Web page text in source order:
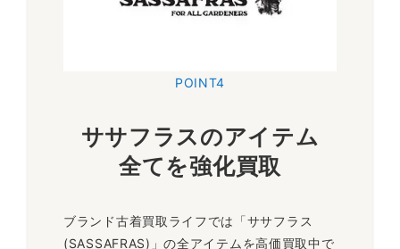
POINT4
ササフラスのアイテム
全てを強化買取
ブランド古着買取ライフでは「ササフラス
(SASSAFRAS)」の全アイテムを高価買取中で